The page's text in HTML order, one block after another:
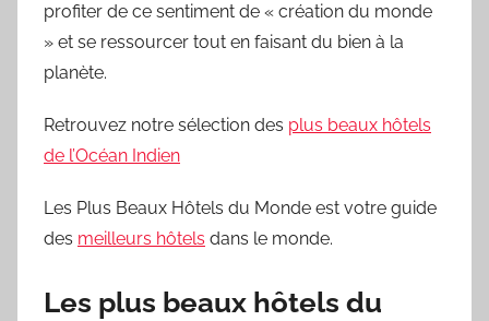
profiter de ce sentiment de « création du monde
» et se ressourcer tout en faisant du bien à la
planète.
Retrouvez notre sélection des plus beaux hôtels
de l’Océan Indien
Les Plus Beaux Hôtels du Monde est votre guide
des meilleurs hôtels dans le monde.
Les plus beaux hôtels du